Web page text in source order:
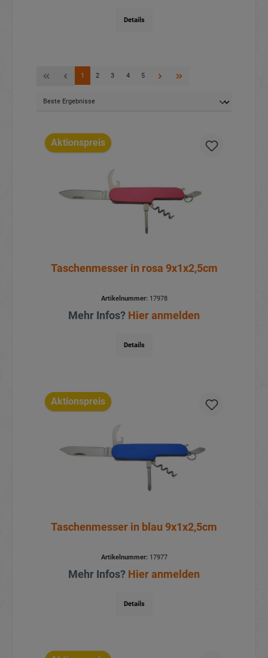
Details
1 2 3 4 5
Aktionspreis
Taschenmesser in rosa 9x1x2,5cm
Artikelnummer:17978
Mehr Infos? Hier anmelden
Details
Aktionspreis
Taschenmesser in blau 9x1x2,5cm
Artikelnummer:17977
Mehr Infos? Hier anmelden
Details